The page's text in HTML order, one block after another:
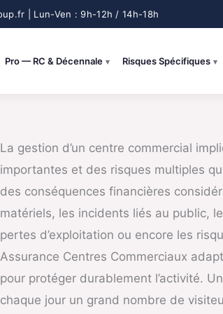
Pro — RC & Décennale Risques Spécifiques
La gestion d’un centre commercial
importantes et des risques multiples
des conséquences financières
matériels, les incidents liés au public,
pertes d’exploitation ou encore les
Assurance Centres Commerciaux
pour protéger durablement l’activité.
chaque jour un grand nombre de